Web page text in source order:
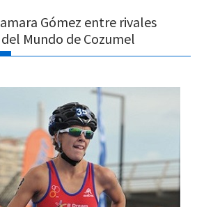
Gómez entre rivales
Mundo de Cozumel